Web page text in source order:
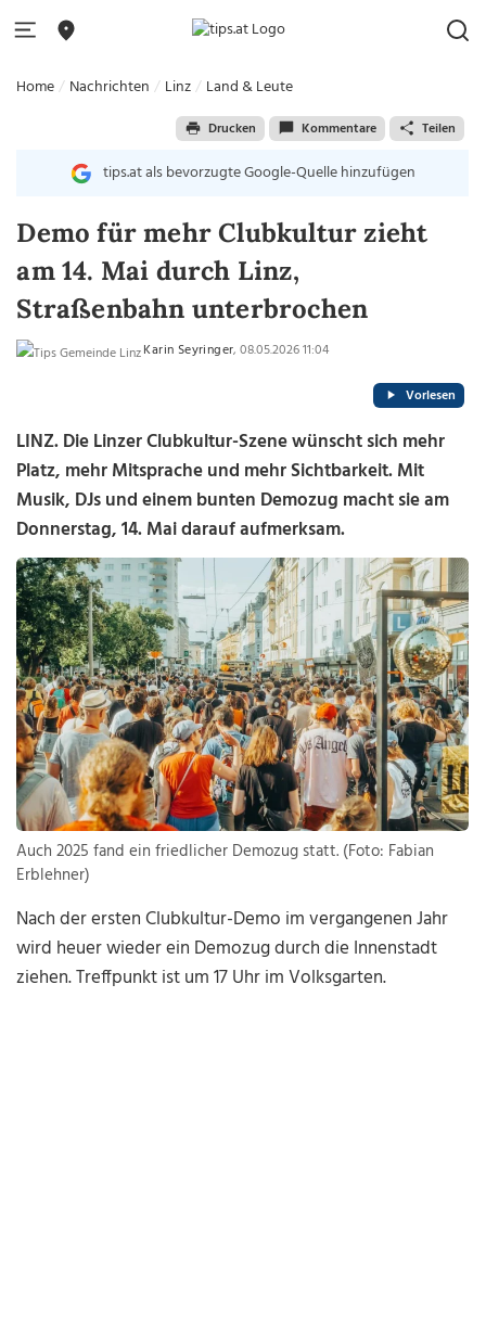
Home Nachrichten Linz Land & Leute
Drucken Kommentare Teilen
tips.at als bevorzugte Google-Quelle hinzufügen
Demo für mehr Clubkultur zieht
am 14. Mai durch Linz,
Straßenbahn unterbrochen
Karin Seyringer, 08.05.2026 11:04
Vorlesen
LINZ. Die Linzer Clubkultur-Szene wünscht sich mehr
Platz, mehr Mitsprache und mehr Sichtbarkeit. Mit
Musik, DJs und einem bunten Demozug macht sie am
Donnerstag, 14. Mai darauf aufmerksam.
Auch 2025 fand ein friedlicher Demozug statt. (Foto: Fabian
Erblehner)
Nach der ersten Clubkultur-Demo im vergangenen Jahr
wird heuer wieder ein Demozug durch die Innenstadt
ziehen. Treffpunkt ist um 17 Uhr im Volksgarten.